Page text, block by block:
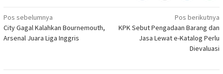
Navigasi
pos
Pos sebelumnya
City Gagal Kalahkan Bournemouth,
Arsenal Juara Liga Inggris
Pos berikutnya
KPK Sebut Pengadaan Barang dan
Jasa Lewat e-Katalog Perlu
Dievaluasi